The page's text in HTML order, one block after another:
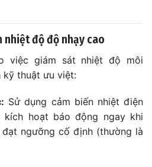
nhiệt độ độ nhạy cao
việc giám sát nhiệt độ môi
thuật ưu việt:
Sử dụng cảm biến nhiệt điện
hoạt báo động ngay khi
ngưỡng cố định (thường là